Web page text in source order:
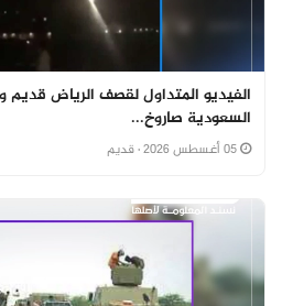
الفيديو المتداول لقصف الرياض قديم
السعودية صاروخ...
· قديم